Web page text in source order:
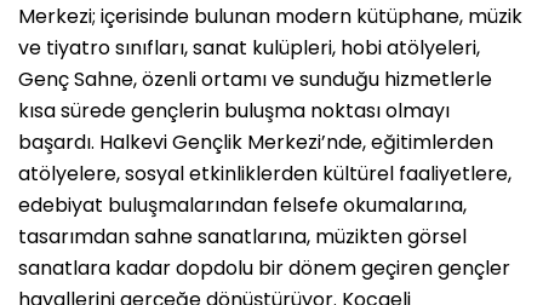
Merkezi; içerisinde bulunan modern kütüphane, müzik
ve tiyatro sınıfları, sanat kulüpleri, hobi atölyeleri,
Genç Sahne, özenli ortamı ve sunduğu hizmetlerle
kısa sürede gençlerin buluşma noktası olmayı
başardı. Halkevi Gençlik Merkezi’nde, eğitimlerden
atölyelere, sosyal etkinliklerden kültürel faaliyetlere,
edebiyat buluşmalarından felsefe okumalarına,
tasarımdan sahne sanatlarına, müzikten görsel
sanatlara kadar dopdolu bir dönem geçiren gençler
hayallerini gerçeğe dönüştürüyor. Kocaeli